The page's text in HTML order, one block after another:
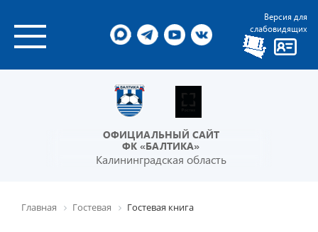
Версия для
слабовидящих
ОФИЦИАЛЬНЫЙ САЙТ
ФК «БАЛТИКА»
Калининградская область
Главная Гостевая Гостевая книга